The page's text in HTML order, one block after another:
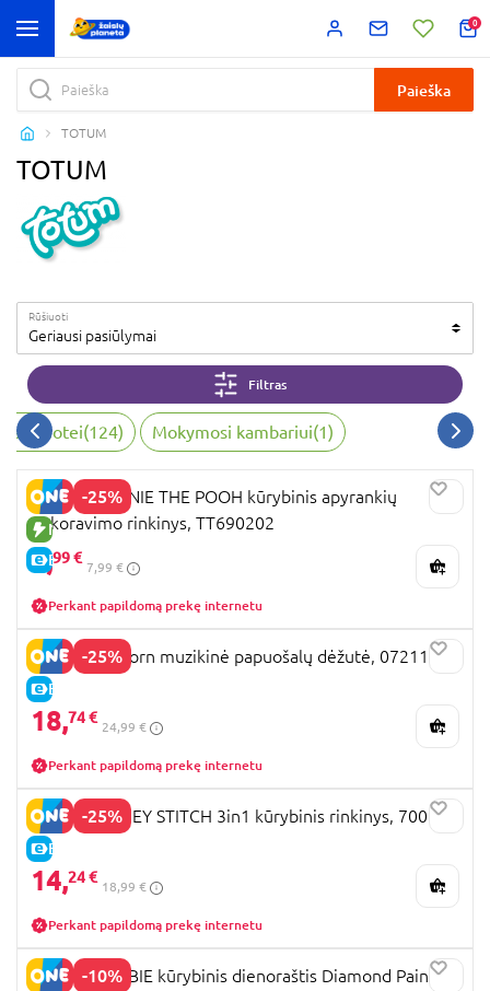
0
Paieška
TOTUM
TOTUM
Rūšiuoti
Geriausi pasiūlymai
Filtras
(124) Mokymosi kambariui(1)
-25%
NAUJA PREKĖ
E-KAINA
TOTUM WINNIE THE POOH kūrybinis apyrankių
dekoravimo rinkinys, TT690202
5,99 €
7,99 €
Perkant papildomą prekę internetu
-25%
E-KAINA
TOTUM Unicorn muzikinė papuošalų dėžutė, 072114
18,74 €
24,99 €
Perkant papildomą prekę internetu
-25%
E-KAINA
TOTUM DISNEY STITCH 3in1 kūrybinis rinkinys, 700161
14,24 €
18,99 €
Perkant papildomą prekę internetu
-10%
TOTUM BARBIE kūrybinis dienoraštis Diamond Paint